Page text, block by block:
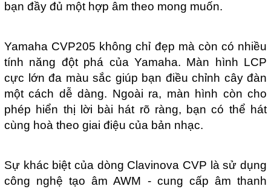
bạn đầy đủ một hợp âm theo mong muốn.
Yamaha CVP205 không chỉ đẹp mà còn có nhiều
tính năng đột phá của Yamaha. Màn hình LCP
cực lớn đa màu sắc giúp bạn điều chỉnh cây đàn
một cách dễ dàng. Ngoài ra, màn hình còn cho
phép hiển thị lời bài hát rõ ràng, bạn có thể hát
cùng hoà theo giai điệu của bản nhạc.
Sự khác biệt của dòng Clavinova CVP là sử dụng
công nghệ tạo âm AWM - cung cấp âm thanh